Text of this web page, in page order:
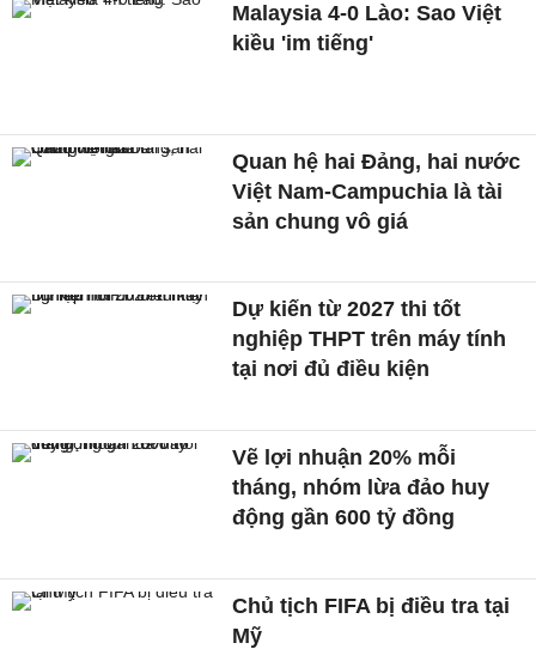
Malaysia 4-0 Lào: Sao Việt
kiều 'im tiếng'
Quan hệ hai Đảng, hai nước
Việt Nam-Campuchia là tài
sản chung vô giá ​
Dự kiến từ 2027 thi tốt
nghiệp THPT trên máy tính
tại nơi đủ điều kiện
Vẽ lợi nhuận 20% mỗi
tháng, nhóm lừa đảo huy
động gần 600 tỷ đồng
Chủ tịch FIFA bị điều tra tại
Mỹ